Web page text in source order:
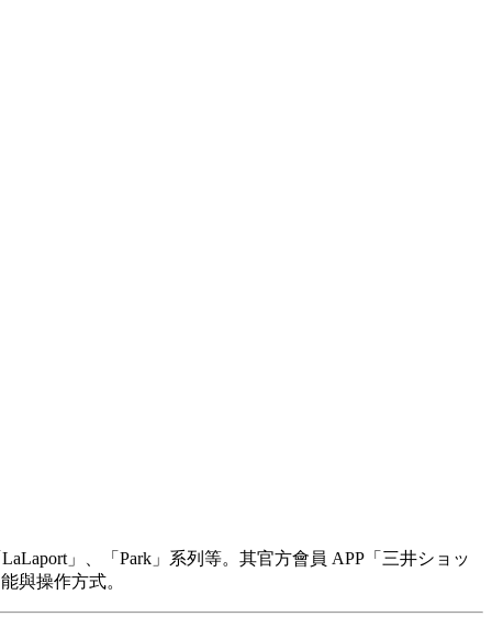
」、「Park」系列等。其官方會員 APP「三井ショッ
與操作方式。